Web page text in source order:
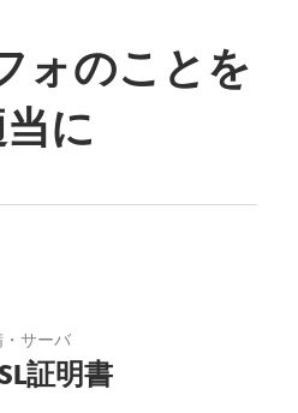
ォのことを
に
サーバ
証明書